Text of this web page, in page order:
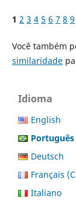
1 2 3 4 5 6 7 8 9
Você também
similaridade
Idioma
English
Deutsch
Français
Italiano